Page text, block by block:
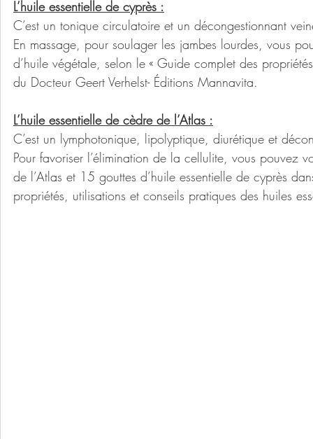
L’huile essentielle de cyprès :
C’est un tonique circulatoire et un décongestionnant
En massage, pour soulager les jambes lourdes, vous
d’huile végétale, selon le « Guide complet des
du Docteur Geert Verhelst- Éditions Mannavita.
L’huile essentielle de cèdre de l’Atlas :
C’est un lymphotonique, lipolyptique, diurétique et
Pour favoriser l’élimination de la cellulite, vous pouvez
de l’Atlas et 15 gouttes d’huile essentielle de cyprès
propriétés, utilisations et conseils pratiques des huiles